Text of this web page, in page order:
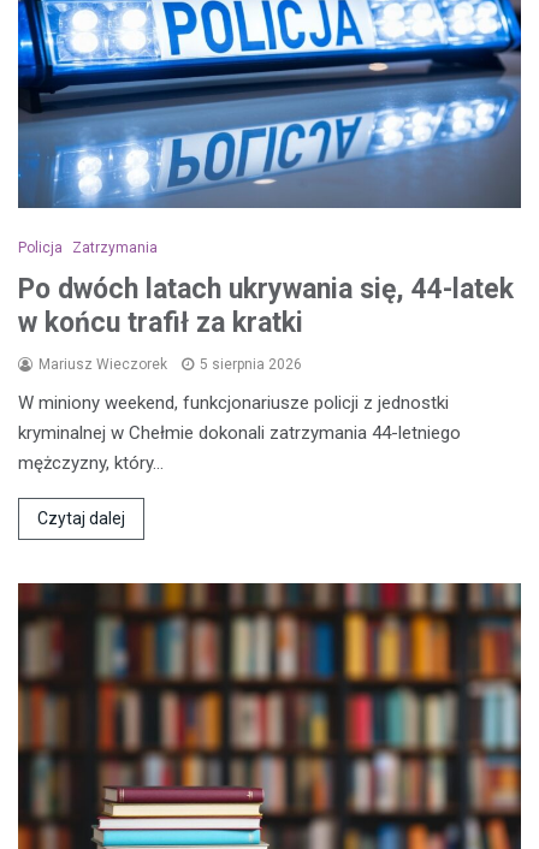
Policja Zatrzymania
Po dwóch latach ukrywania się, 44-latek
w końcu trafił za kratki
Mariusz Wieczorek 5 sierpnia 2026
W miniony weekend, funkcjonariusze policji z jednostki
kryminalnej w Chełmie dokonali zatrzymania 44-letniego
mężczyzny, który…
Czytaj dalej